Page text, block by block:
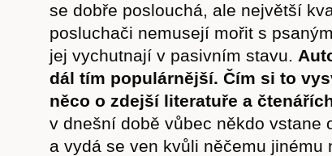
se dobře poslouchá, ale největší
posluchači nemusejí mořit s
jej vychutnají v pasivním stavu.
dál tím populárnější. Čím si to
něco o zdejší literatuře a
v dnešní době vůbec někdo vstane
a vydá se ven kvůli něčemu jinému